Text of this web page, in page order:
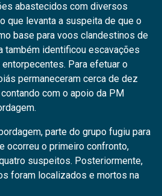
abastecidos com diversos
que levanta a suspeita de que o
base para voos clandestinos de
também identificou escavações
Para efetuar o
permaneceram cerca de dez
com o apoio da PM
parte do grupo fugiu para
ocorreu o primeiro confronto,
suspeitos. Posteriormente,
foram localizados e mortos na